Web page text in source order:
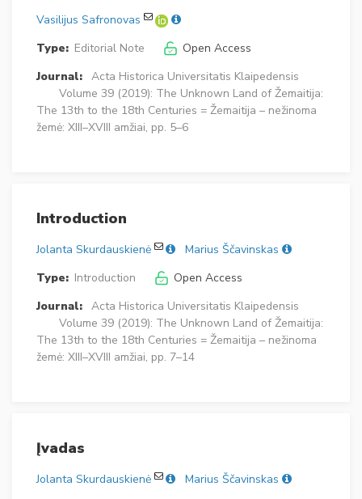
Vasilijus Safronovas
Type: Editorial Note
Open Access
Journal: Acta Historica Universitatis Klaipedensis
Volume 39 (2019): The Unknown Land of Žemaitija:
The 13th to the 18th Centuries = Žemaitija – nežinoma
žemė: XIII–XVIII amžiai, pp. 5–6
Introduction
Jolanta Skurdauskienė
Marius Ščavinskas
Type: Introduction
Open Access
Journal: Acta Historica Universitatis Klaipedensis
Volume 39 (2019): The Unknown Land of Žemaitija:
The 13th to the 18th Centuries = Žemaitija – nežinoma
žemė: XIII–XVIII amžiai, pp. 7–14
Įvadas
Jolanta Skurdauskienė
Marius Ščavinskas